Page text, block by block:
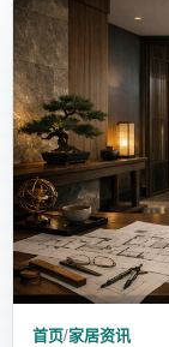
家居风水
时尚饰家
家具知识
家装攻略
首页/家居资讯